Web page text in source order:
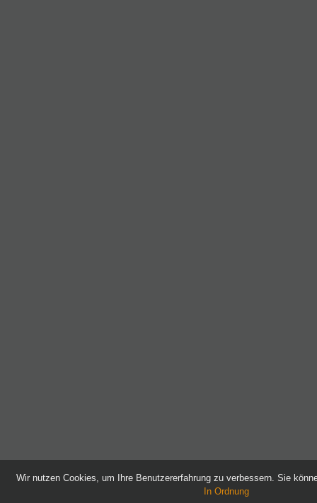
Wir nutzen Cookies, um Ihre Benutzererfahrung zu verbessern. Sie
In Ordnung